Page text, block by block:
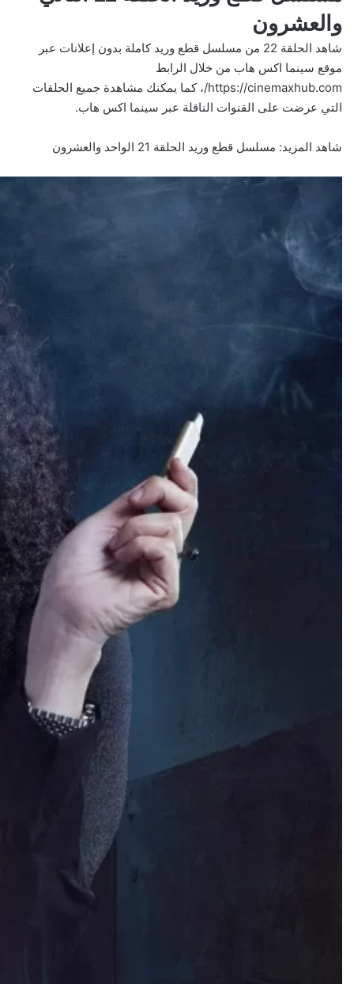
والعشرون
شاهد الحلقة 22 من مسلسل قطع وريد كاملة بدون إعلانات عبر
موقع سينما اكس هاب من خلال الرابط
https://cinemaxhub.com/ ، كما يمكنك مشاهدة جميع الحلقات
التي عرضت على القنوات الناقلة عبر سينما اكس هاب.
شاهد المزيد: مسلسل قطع وريد الحلقة 21 الواحد والعشرون